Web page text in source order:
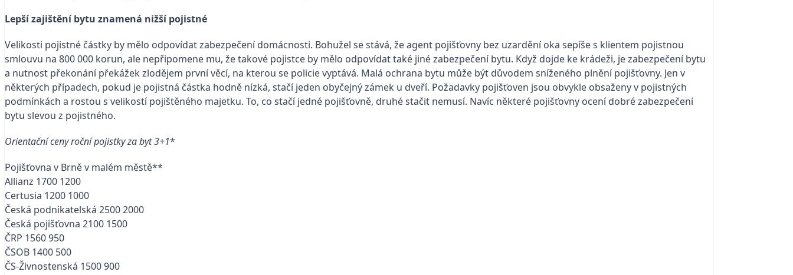
Lepší zajištění bytu znamená nižší pojistné
Velikosti pojistné částky by mělo odpovídat zabezpečení domácnosti. Bohužel se stává, že agent pojišťovny bez uzardění oka sepíše s klientem pojistnou
smlouvu na 800 000 korun, ale nepřipomene mu, že takové pojistce by mělo odpovídat také jiné zabezpečení bytu. Když dojde ke krádeži, je zabezpečení bytu
a nutnost překonání překážek zlodějem první věcí, na kterou se policie vyptává. Malá ochrana bytu může být důvodem sníženého plnění pojišťovny. Jen v
některých případech, pokud je pojistná částka hodně nízká, stačí jeden obyčejný zámek u dveří. Požadavky pojišťoven jsou obvykle obsaženy v pojistných
podmínkách a rostou s velikostí pojištěného majetku. To, co stačí jedné pojišťovně, druhé stačit nemusí. Navíc některé pojišťovny ocení dobré zabezpečení
bytu slevou z pojistného.
Orientační ceny roční pojistky za byt 3+1*
Pojišťovna v Brně v malém městě**
Allianz 1700 1200
Certusia 1200 1000
Česká podnikatelská 2500 2000
Česká pojišťovna 2100 1500
ČRP 1560 950
ČSOB 1400 500
ČS-Živnostenská 1500 900